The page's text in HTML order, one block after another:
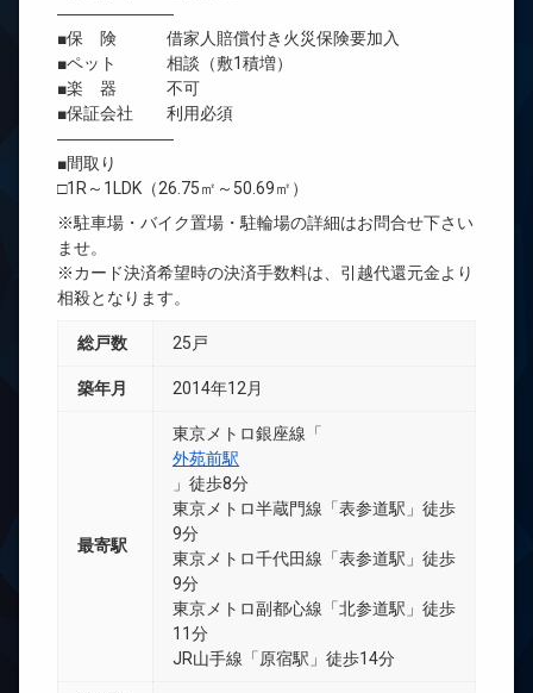
―――――――
■保 険 借家人賠償付き火災保険要加入
■ペット 相談（敷1積増）
■楽 器 不可
■保証会社 利用必須
―――――――
■間取り
□1R～1LDK（26.75㎡～50.69㎡）
※駐車場・バイク置場・駐輪場の詳細はお問合せ下さい
ませ。
※カード決済希望時の決済手数料は、引越代還元金より
相殺となります。
総戸数 25戸
築年月 2014年12月
最寄駅
東京メトロ銀座線「
外苑前駅
」徒歩8分
東京メトロ半蔵門線「表参道駅」徒歩
9分
東京メトロ千代田線「表参道駅」徒歩
9分
東京メトロ副都心線「北参道駅」徒歩
11分
JR山手線「原宿駅」徒歩14分